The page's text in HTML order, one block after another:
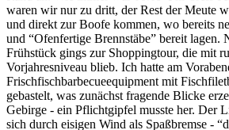
Aktivitäten
100 Jahre TVS 1914 – unser
100.Stiftungsfest
Bericht lesen
Unser Gästebuch
Wir würden uns über einen
waren wir nur zu dritt, der Rest der Meute
und direkt zur Boofe kommen, wo bereits
und “Ofenfertige Brennstäbe” bereit lagen.
Frühstück gings zur Shoppingtour, die mit
Vorjahresniveau blieb. Ich hatte am
Frischfischbarbecueequipment mit
gebastelt, was zunächst fragende Blicke
Gebirge - ein Pflichtgipfel musste her. Der
sich durch eisigen Wind als Spaßbremse -